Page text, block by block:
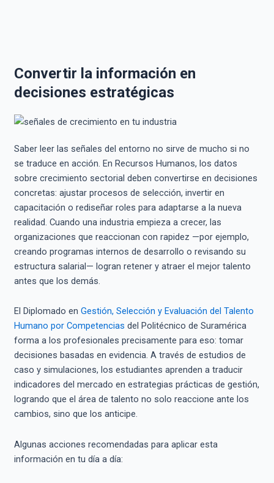
Convertir la información en
decisiones estratégicas
Saber leer las señales del entorno no sirve de mucho si no
se traduce en acción. En Recursos Humanos, los datos
sobre crecimiento sectorial deben convertirse en decisiones
concretas: ajustar procesos de selección, invertir en
capacitación o rediseñar roles para adaptarse a la nueva
realidad. Cuando una industria empieza a crecer, las
organizaciones que reaccionan con rapidez —por ejemplo,
creando programas internos de desarrollo o revisando su
estructura salarial— logran retener y atraer el mejor talento
antes que los demás.
El Diplomado en Gestión, Selección y Evaluación del Talento
Humano por Competencias del Politécnico de Suramérica
forma a los profesionales precisamente para eso: tomar
decisiones basadas en evidencia. A través de estudios de
caso y simulaciones, los estudiantes aprenden a traducir
indicadores del mercado en estrategias prácticas de gestión,
logrando que el área de talento no solo reaccione ante los
cambios, sino que los anticipe.
Algunas acciones recomendadas para aplicar esta
información en tu día a día: